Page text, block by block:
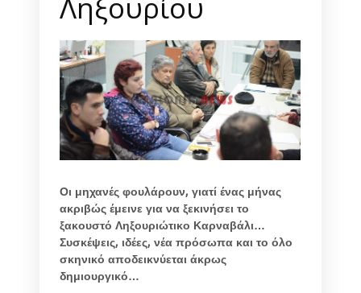
Οι μηχανές φουλάρουν, γιατί ένας μήνας
ακριβώς έμεινε για να ξεκινήσει το
ξακουστό Ληξουριώτικο Καρναβάλι…
Συσκέψεις, ιδέες, νέα πρόσωπα και το όλο
σκηνικό αποδεικνύεται άκρως
δημιουργικό…